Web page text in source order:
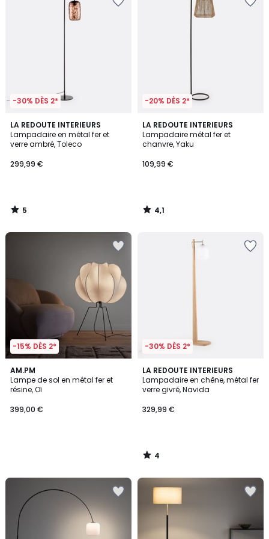
-30% DÈS 2*
LA REDOUTE INTERIEURS
Lampadaire en métal fer et
verre ambré, Toleco
299,99 €
5
/
5
5
/
-20% DÈS 2*
LA REDOUTE INTERIEURS
Lampadaire métal fer et
chanvre, Yaku
109,99 €
4,1
/ 5
4,1
/
-15% DÈS 2*
AM.PM
Lampe de sol en métal fer et
résine, Oï
399,00 €
-30% DÈS 2*
LA REDOUTE INTERIEURS
Lampadaire en chêne, métal fer
verre givré, Navida
329,99 €
4
/
5
4
/